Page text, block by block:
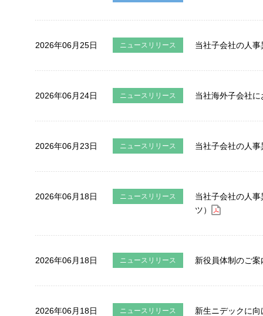
2026年06月25日 ニュースリリース 当社子会社の人
2026年06月24日 ニュースリリース 当社海外子会社
2026年06月23日 ニュースリリース 当社子会社の人
2026年06月18日 ニュースリリース
当社子会社の人
ツ）
2026年06月18日 ニュースリリース 新役員体制のご案
2026年06月18日 ニュースリリース 新生ニデックに